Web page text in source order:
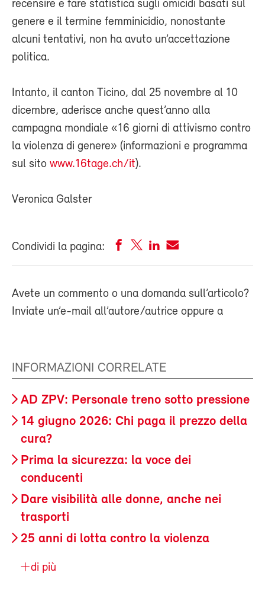
recensire e fare statistica sugli omicidi basati sul
genere e il termine femminicidio, nonostante
alcuni tentativi, non ha avuto un’accettazione
politica.
Intanto, il canton Ticino, dal 25 novembre al 10
dicembre, aderisce anche quest’anno alla
campagna mondiale «16 giorni di attivismo contro
la violenza di genere» (informazioni e programma
sul sito www.16tage.ch/it).
Veronica Galster
Condividi la pagina:
Avete un commento o una domanda sull’articolo?
Inviate un’e-mail all’autore/autrice oppure a
INFORMAZIONI CORRELATE
AD ZPV: Personale treno sotto pressione
14 giugno 2026: Chi paga il prezzo della
cura?
Prima la sicurezza: la voce dei
conducenti
Dare visibilità alle donne, anche nei
trasporti
25 anni di lotta contro la violenza
di più